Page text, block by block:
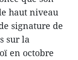
haut niveau
signature de
sur la
en octobre